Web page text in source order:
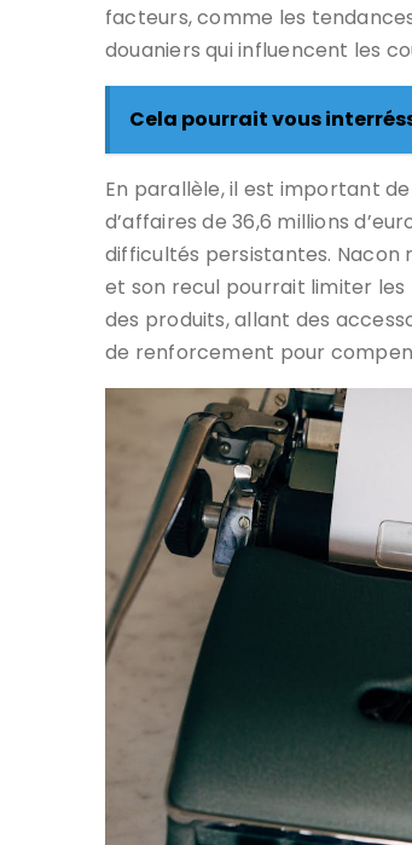
facteurs, comme les
douaniers qui influencent les
Cela pourrait vous
En parallèle, il est important
d’affaires de 36,6 millions
difficultés persistantes. Nacon
et son recul pourrait limiter
des produits, allant des
de renforcement pour